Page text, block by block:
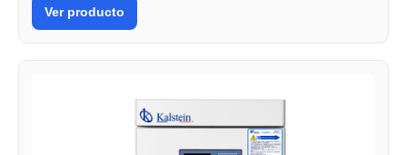
Ver producto